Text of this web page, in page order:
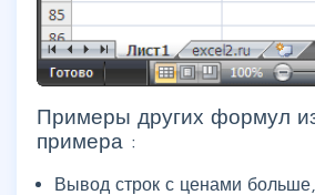
Примеры других формул
примера :
Вывод строк с ценами